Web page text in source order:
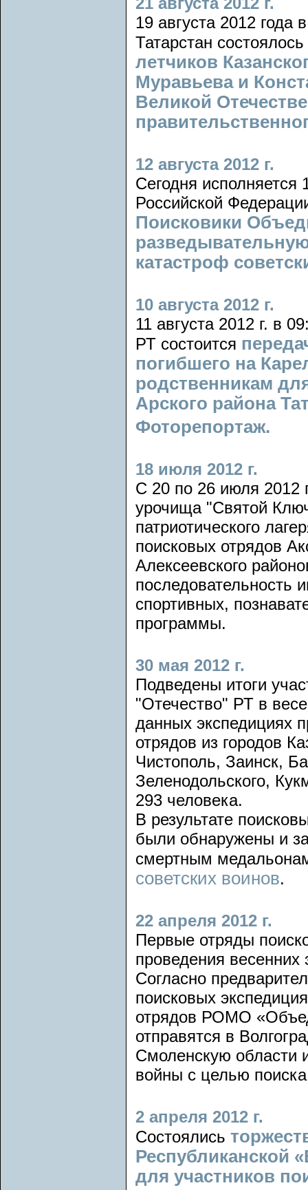
19 августа 2012 года
Татарстан состоялось
летчиков
Муравьева и
Великой
12 августа 2012 г.
Сегодня
Российской
Поисковики
катастроф
10 августа 2012 г.
11 августа 2012 г. в
РТ состоится
погибшего на
родственникам
Арского района
Фоторепортаж.
18 июля 2012 г.
C 20 по 26 июля 2012
урочища "Святой
патриотического
поисковых отрядов
Алексеевского
последовательность
спортивных,
программы.
30 мая 2012 г.
Подведены итоги
"Отечество" РТ в
данных экспедициях
отрядов из городов
Чистополь, Заинск,
Зеленодольского,
293 человека.
В результате
были обнаружены и
смертным
советских воинов.
22 апреля 2012 г.
Первые отряды
проведения весенних
Согласно
поисковых
отрядов РОМО
отправятся в
Смоленскую области
войны с целью
2 апреля 2012 г.
Состоялись
Республиканской
для участников